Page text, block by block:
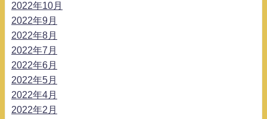
2022年10月
2022年9月
2022年8月
2022年7月
2022年6月
2022年5月
2022年4月
2022年2月